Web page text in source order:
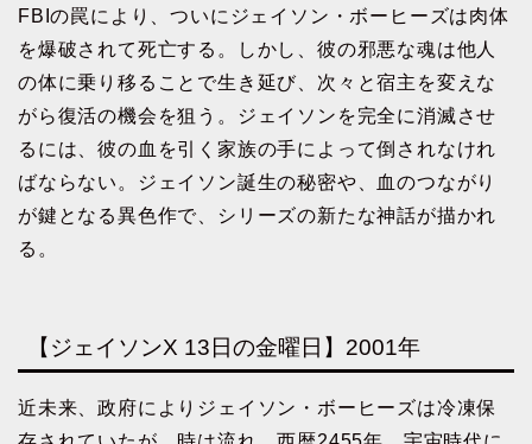
FBIの罠により、ついにジェイソン・ボーヒーズは肉体
を爆破されて死亡する。しかし、彼の邪悪な魂は他人
の体に乗り移ることで生き延び、次々と宿主を変えな
がら復活の機会を狙う。ジェイソンを完全に消滅させ
るには、彼の血を引く家族の手によって倒されなけれ
ばならない。ジェイソン誕生の秘密や、血のつながり
が鍵となる異色作で、シリーズの新たな神話が描かれ
る。
【ジェイソンX 13日の金曜日】2001年
近未来、政府によりジェイソン・ボーヒーズは冷凍保